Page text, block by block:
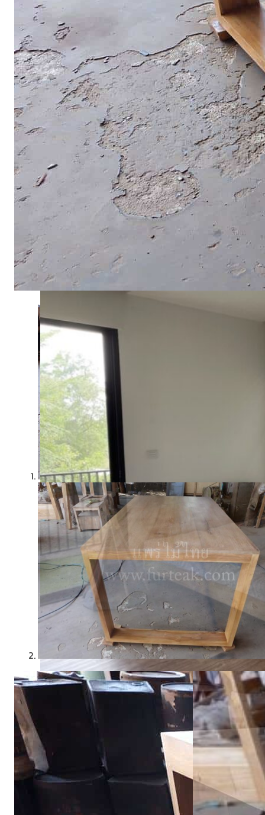
ข่าวสารและบทความ (ARTICLE)
ติดต่อเรา (CONTACT)
คำถามที่พบบ่อย (FAQ)
English
โพสต์ล่าสุด
21 กรกฎาคม 2025
ทำไมถึงเลือกใช้เตียงไม้สักของ บริษัท
แพร่ไม้ไทยจำกัด
อ่านต่อ